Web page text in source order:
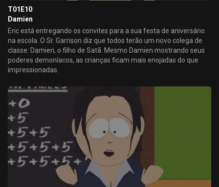
T01E10
Damien
Eric está entregando os convites para a sua festa de aniversário
na escola. O Sr. Garrison diz que todos terão um novo colega de
classe: Damien, o filho de Satã. Mesmo Damien mostrando seus
poderes demoníacos, as crianças ficam mais enojadas do que
impressionadas.